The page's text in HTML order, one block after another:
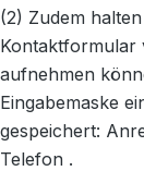
(2) Zudem
Kontaktformular
aufnehmen
Eingabemaske
gespeichert:
Telefon .